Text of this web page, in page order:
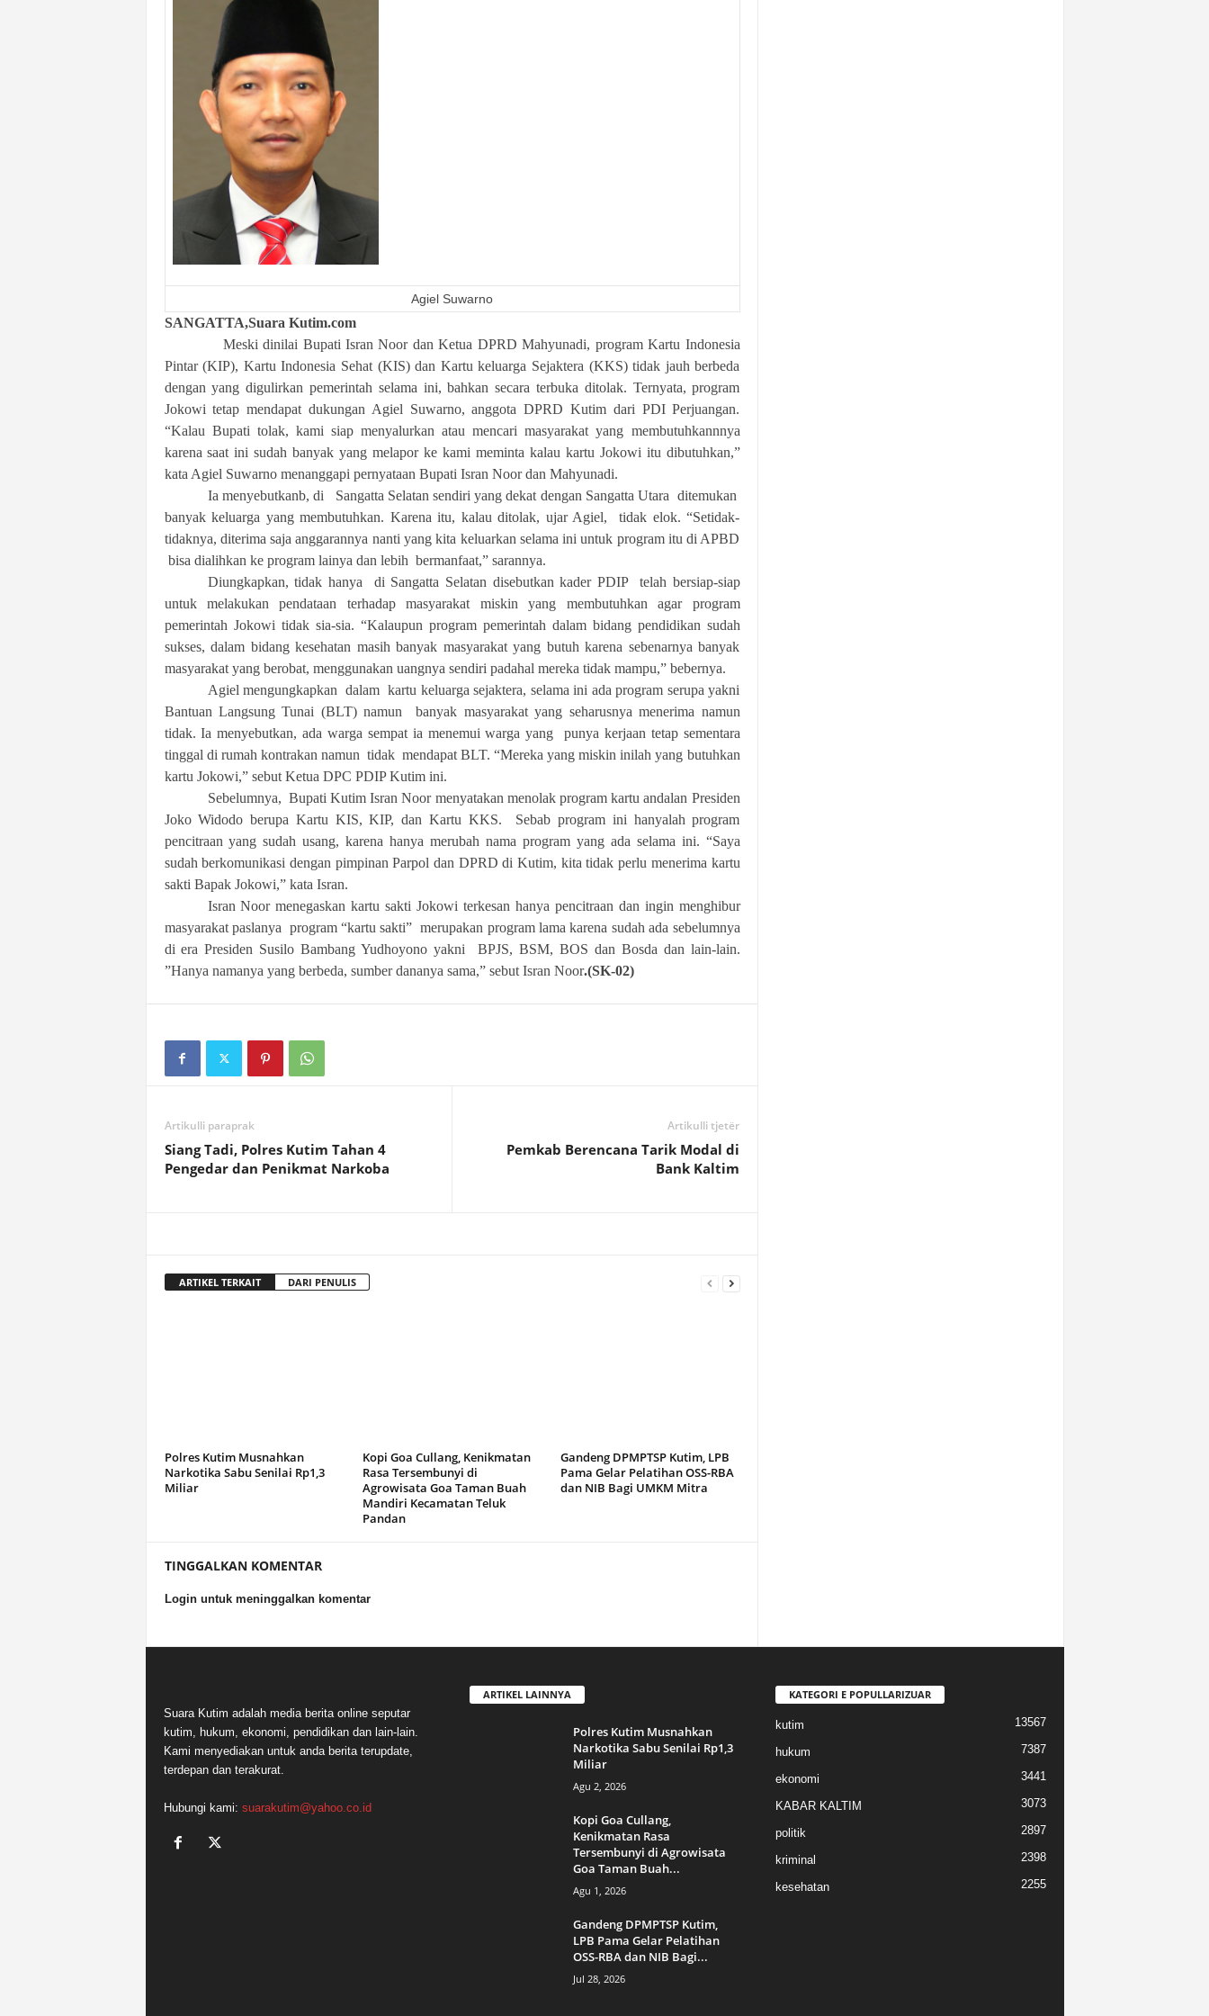
Agiel Suwarno
SANGATTA,Suara Kutim.com
Meski dinilai Bupati Isran Noor dan Ketua DPRD Mahyunadi, program Kartu Indonesia
Pintar (KIP), Kartu Indonesia Sehat (KIS) dan Kartu keluarga Sejaktera (KKS) tidak jauh berbeda
dengan yang digulirkan pemerintah selama ini, bahkan secara terbuka ditolak. Ternyata, program
Jokowi tetap mendapat dukungan Agiel Suwarno, anggota DPRD Kutim dari PDI Perjuangan.
“Kalau Bupati tolak, kami siap menyalurkan atau mencari masyarakat yang membutuhkannnya
karena saat ini sudah banyak yang melapor ke kami meminta kalau kartu Jokowi itu dibutuhkan,”
kata Agiel Suwarno menanggapi pernyataan Bupati Isran Noor dan Mahyunadi.
Ia menyebutkanb, di Sangatta Selatan sendiri yang dekat dengan Sangatta Utara ditemukan
banyak keluarga yang membutuhkan. Karena itu, kalau ditolak, ujar Agiel, tidak elok. “Setidak-
tidaknya, diterima saja anggarannya nanti yang kita keluarkan selama ini untuk program itu di APBD
bisa dialihkan ke program lainya dan lebih bermanfaat,” sarannya.
Diungkapkan, tidak hanya di Sangatta Selatan disebutkan kader PDIP telah bersiap-siap
untuk melakukan pendataan terhadap masyarakat miskin yang membutuhkan agar program
pemerintah Jokowi tidak sia-sia. “Kalaupun program pemerintah dalam bidang pendidikan sudah
sukses, dalam bidang kesehatan masih banyak masyarakat yang butuh karena sebenarnya banyak
masyarakat yang berobat, menggunakan uangnya sendiri padahal mereka tidak mampu,” bebernya.
Agiel mengungkapkan dalam kartu keluarga sejaktera, selama ini ada program serupa yakni
Bantuan Langsung Tunai (BLT) namun banyak masyarakat yang seharusnya menerima namun
tidak. Ia menyebutkan, ada warga sempat ia menemui warga yang punya kerjaan tetap sementara
tinggal di rumah kontrakan namun tidak mendapat BLT. “Mereka yang miskin inilah yang butuhkan
kartu Jokowi,” sebut Ketua DPC PDIP Kutim ini.
Sebelumnya, Bupati Kutim Isran Noor menyatakan menolak program kartu andalan Presiden
Joko Widodo berupa Kartu KIS, KIP, dan Kartu KKS. Sebab program ini hanyalah program
pencitraan yang sudah usang, karena hanya merubah nama program yang ada selama ini. “Saya
sudah berkomunikasi dengan pimpinan Parpol dan DPRD di Kutim, kita tidak perlu menerima kartu
sakti Bapak Jokowi,” kata Isran.
Isran Noor menegaskan kartu sakti Jokowi terkesan hanya pencitraan dan ingin menghibur
masyarakat paslanya program “kartu sakti” merupakan program lama karena sudah ada sebelumnya
di era Presiden Susilo Bambang Yudhoyono yakni BPJS, BSM, BOS dan Bosda dan lain-lain.
”Hanya namanya yang berbeda, sumber dananya sama,” sebut Isran Noor.(SK-02)
Artikulli paraprak
Siang Tadi, Polres Kutim Tahan 4
Pengedar dan Penikmat Narkoba
Artikulli tjetër
Pemkab Berencana Tarik Modal di
Bank Kaltim
ARTIKEL TERKAIT DARI PENULIS
Polres Kutim Musnahkan
Narkotika Sabu Senilai Rp1,3
Miliar
Kopi Goa Cullang, Kenikmatan
Rasa Tersembunyi di
Agrowisata Goa Taman Buah
Mandiri Kecamatan Teluk
Pandan
Gandeng DPMPTSP Kutim, LPB
Pama Gelar Pelatihan OSS-RBA
dan NIB Bagi UMKM Mitra
TINGGALKAN KOMENTAR
Login untuk meninggalkan komentar
Suara Kutim adalah media berita online seputar
kutim, hukum, ekonomi, pendidikan dan lain-lain.
Kami menyediakan untuk anda berita terupdate,
terdepan dan terakurat.
Hubungi kami: suarakutim@yahoo.co.id
ARTIKEL LAINNYA
Polres Kutim Musnahkan
Narkotika Sabu Senilai Rp1,3
Miliar
Agu 2, 2026
Kopi Goa Cullang,
Kenikmatan Rasa
Tersembunyi di Agrowisata
Goa Taman Buah...
Agu 1, 2026
Gandeng DPMPTSP Kutim,
LPB Pama Gelar Pelatihan
OSS-RBA dan NIB Bagi...
Jul 28, 2026
KATEGORI E POPULLARIZUAR
kutim 13567
hukum 7387
ekonomi 3441
KABAR KALTIM 3073
politik 2897
kriminal 2398
kesehatan 2255